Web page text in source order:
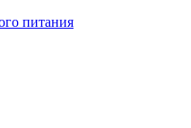
питания